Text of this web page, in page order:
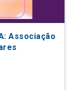
Associação